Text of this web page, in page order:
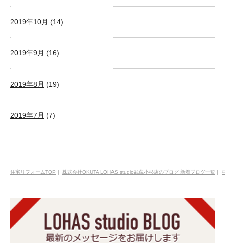
2019年10月 (14)
2019年9月 (16)
2019年8月 (19)
2019年7月 (7)
住宅リフォームTOP ｜ 株式会社OKUTA LOHAS studio武蔵小杉店のブログ 新着ブログ一覧 ｜